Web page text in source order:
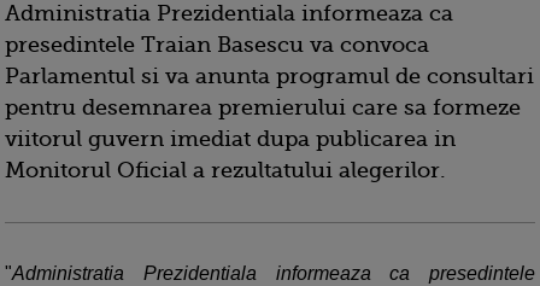
Administratia Prezidentiala informeaza ca
presedintele Traian Basescu va convoca
Parlamentul si va anunta programul de consultari
pentru desemnarea premierului care sa formeze
viitorul guvern imediat dupa publicarea in
Monitorul Oficial a rezultatului alegerilor.
"Administratia Prezidentiala informeaza ca presedintele